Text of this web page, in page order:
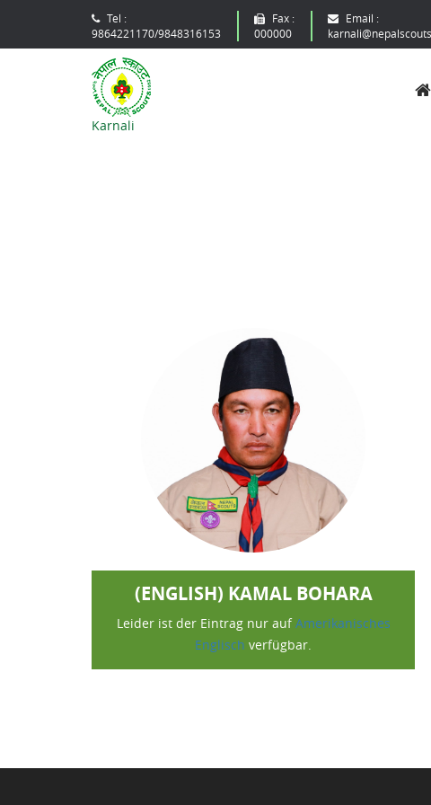
Tel :
9864221170/9848316153
Fax :
000000
Email :
Karnali
(ENGLISH) KAMAL BOHARA
Leider ist der Eintrag nur aufAmerikanisches
Englisch verfügbar.